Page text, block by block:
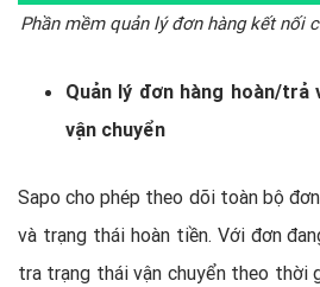
Phần mềm quản lý đơn hàng kết nối
Quản lý đơn hàng hoàn/
vận chuyển
Sapo cho phép theo dõi toàn bộ
và trạng thái hoàn tiền. Với đơn
tra trạng thái vận chuyển theo